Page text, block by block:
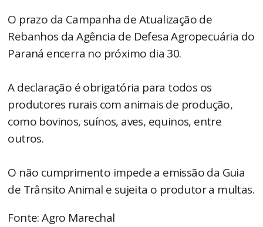
O prazo da Campanha de Atualização de
Rebanhos da Agência de Defesa Agropecuária do
Paraná encerra no próximo dia 30.
A declaração é obrigatória para todos os
produtores rurais com animais de produção,
como bovinos, suínos, aves, equinos, entre
outros.
O não cumprimento impede a emissão da Guia
de Trânsito Animal e sujeita o produtor a multas.
Fonte: Agro Marechal